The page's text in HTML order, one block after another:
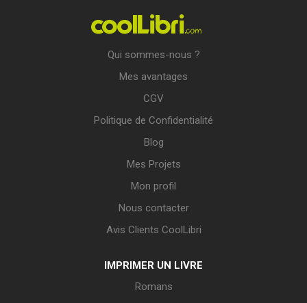
Qui sommes-nous ?
Mes avantages
CGV
Politique de Confidentialité
Blog
Mes Projets
Mon profil
Nous contacter
Avis Clients CoolLibri
IMPRIMER UN LIVRE
Romans